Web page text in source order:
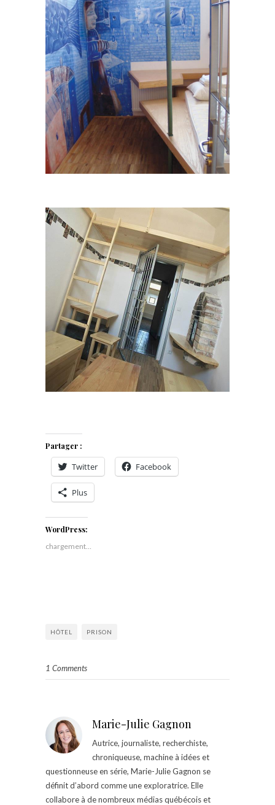
Partager :
Twitter Facebook
Plus
WordPress:
chargement…
HÔTEL PRISON
1 Comments
Marie-Julie Gagnon
Autrice, journaliste, recherchiste,
chroniqueuse, machine à idées et
questionneuse en série, Marie-Julie Gagnon se
définit d’abord comme une exploratrice. Elle
collabore à de nombreux médias québécois et